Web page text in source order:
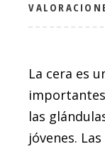
La cera es
las
jóvenes.